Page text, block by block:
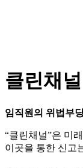
클린채널
임직원의 위법부
“클린채널”은 미
이곳을 통한 신고